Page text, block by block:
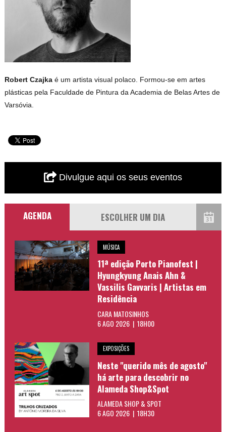
Robert Czajka é um artista visual polaco. Formou-se em artes
plásticas pela Faculdade de Pintura da Academia de Belas Artes de
Varsóvia.
Divulgue aqui os seus eventos
AGENDA
MÚSICA
11ª edição Porto Pianofest |
Hyungkyung Anais Ahn &
Vassilis Gavvaris | Artistas em
Residência
CARA MATOSINHOS
6 AGO 2026 | 18H00
EXPOSIÇÕES
Neste "querido mês de agosto"
há arte para descobrir no
Alameda Shop&Spot
ALAMEDA SHOP & SPOT
6 AGO 2026 | 18H30